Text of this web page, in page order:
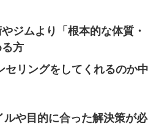
ジムより「根本的な体質・
方
セリングをしてくれるのか中
ルや目的に合った解決策が必